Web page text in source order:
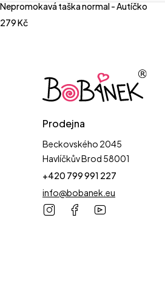
Nepromokavá taška normal - Autíčko
279Kč
Prodejna
Beckovského 2045
Havlíčkův Brod 58001
+420 799 991 227
info@bobanek.eu